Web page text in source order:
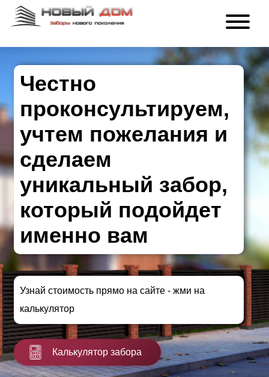
Честно
проконсультируем,
учтем пожелания и
сделаем
уникальный забор,
который подойдет
именно вам
Узнай стоимость прямо на сайте - жми на
калькулятор
Калькулятор забора